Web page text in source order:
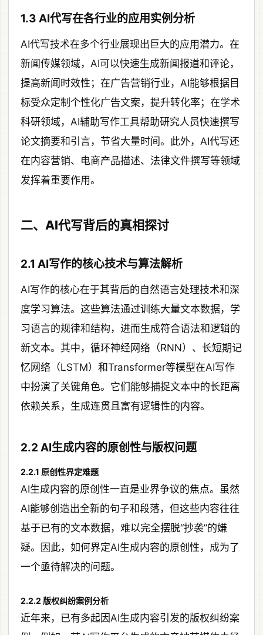
1.3 AI代写在各行业的应用实例分析
AI代写技术在多个行业展现出巨大的应用潜力。在
新闻传媒领域，AI可以快速生成新闻报道和评论，
提高新闻时效性；在广告营销行业，AI能够根据目
标受众定制个性化广告文案，提升转化率；在学术
科研领域，AI辅助写作工具帮助研究人员快速撰写
论文摘要和引言，节省大量时间。此外，AI代写还
在内容营销、电商产品描述、法律文件撰写等领域
发挥着重要作用。
二、AI代写背后的真相探讨
2.1 AI写作的核心技术与算法解析
AI写作的核心在于其背后的自然语言处理技术和深
度学习算法。这些算法通过训练大量文本数据，学
习语言的规律和结构，进而生成符合语法和逻辑的
新文本。其中，循环神经网络（RNN）、长短期记
忆网络（LSTM）和Transformer等模型在AI写作
中扮演了关键角色。它们能够捕捉文本中的长距离
依赖关系，生成连贯且富有逻辑性的内容。
2.2 AI生成内容的原创性与版权问题
2.2.1 原创性界定难题
AI生成内容的原创性一直是业界争议的焦点。虽然
AI能够创造出全新的句子和段落，但这些内容往往
基于已有的文本数据，难以完全摆脱“抄袭”的嫌
疑。因此，如何界定AI生成内容的原创性，成为了
一个亟待解决的问题。
2.2.2 版权纠纷案例分析
近年来，已有多起因AI生成内容引发的版权纠纷案